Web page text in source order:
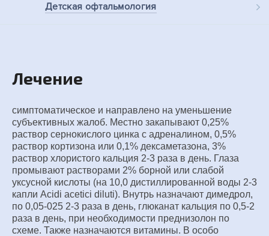
Детская офтальмология
Лечение
симптоматическое и направлено на уменьшение
субъективных жалоб. Местно закапывают 0,25%
раствор сернокислого цинка с адреналином, 0,5%
раствор кортизона или 0,1% дексаметазона, 3%
раствор хлористого кальция 2-3 раза в день. Глаза
промывают растворами 2% борной или слабой
уксусной кислоты (на 10,0 дистиллированной воды 2-3
капли Acidi acetici diluti). Внутрь назначают димедрол,
по 0,05-025 2-3 раза в день, глюканат кальция по 0,5-2
раза в день, при необходимости преднизолон по
схеме. Также назначаются витамины. В особо